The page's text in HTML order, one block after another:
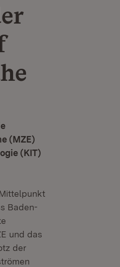
(MZE)
(KIT)
Baden-
und das
der